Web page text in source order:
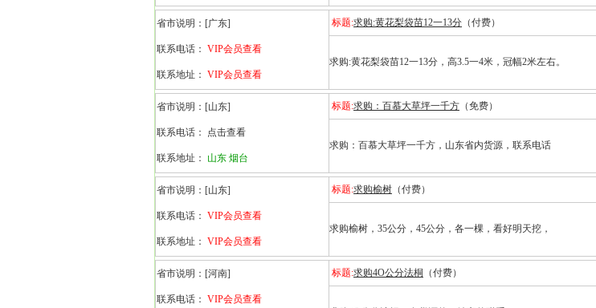
省市说明： [广东]
联系电话： VIP会员查看
联系地址： VIP会员查看
标题:求购:黄花梨袋苗12一13分 （付费）
求购:黄花梨袋苗12一13分，高3.5一4米，冠幅2米左右。
省市说明： [山东]
联系电话： 点击查看
联系地址： 山东 烟台
标题:求购：百慕大草坪一千方 （免费）
求购：百慕大草坪一千方，山东省内货源，联系电话
省市说明： [山东]
联系电话： VIP会员查看
联系地址： VIP会员查看
标题:求购榆树 （付费）
求购榆树，35公分，45公分，各一棵，看好明天挖，
省市说明： [河南]
联系电话： VIP会员查看
标题:求购4O公分法桐 （付费）